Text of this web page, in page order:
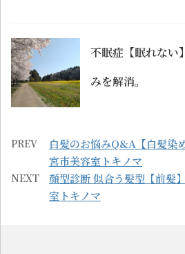
不眠症【眠れない
みを解消。
PREV
白髪のお悩みQ&A【白髪染
宮市美容室トキノマ
NEXT
顔型診断 似合う髪型【前髪
室トキノマ